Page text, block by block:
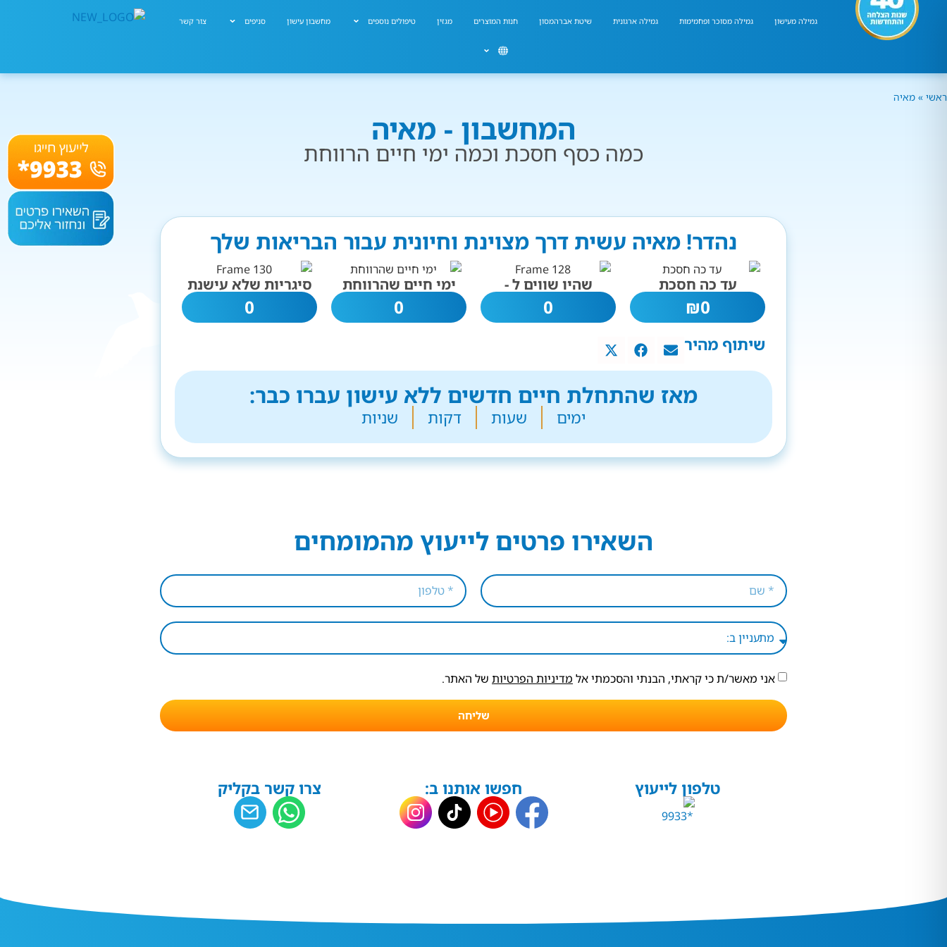
גמילה מעישון גמילה מסוכר ופחמימות גמילה ארגונית שיטת אברהמסון חנות המוצרים מגזין טיפולים נוספים מחשבון עישון סניפים צור קשר
ראשי » מאיה
המחשבון - מאיה
כמה כסף חסכת וכמה ימי חיים הרווחת
נהדר! מאיה עשית דרך מצוינת וחיונית עבור הבריאות שלך
עד כה חסכת
0
₪
שהיו שווים ל -
0
ימי חיים שהרווחת
0
סיגריות שלא עישנת
0
שיתוף מהיר
מאז שהתחלת חיים חדשים ללא עישון עברו כבר:
ימים שעות דקות שניות
השאירו פרטים לייעוץ מהמומחים
אני מאשר/ת כי קראתי, הבנתי והסכמתי אל מדיניות הפרטיות של האתר.
שליחה
טלפון לייעוץ חפשו אותנו ב: צרו קשר בקליק